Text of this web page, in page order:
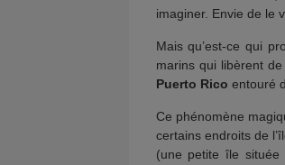
imaginer. Envie de le
Mais qu’est-ce qui
marins qui libèrent
Puerto Rico entouré
Ce phénomène
certains endroits de
(une petite île située